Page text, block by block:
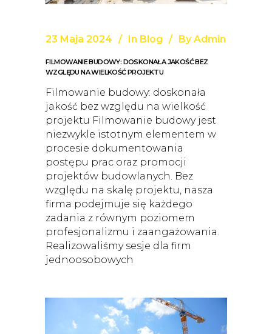
23 Maja 2024 In Blog By Admin
FILMOWANIE BUDOWY: DOSKONAŁA JAKOŚĆ BEZ
WZGLĘDU NA WIELKOŚĆ PROJEKTU
Filmowanie budowy: doskonała
jakość bez względu na wielkość
projektu Filmowanie budowy jest
niezwykle istotnym elementem w
procesie dokumentowania
postępu prac oraz promocji
projektów budowlanych. Bez
względu na skalę projektu, nasza
firma podejmuje się każdego
zadania z równym poziomem
profesjonalizmu i zaangażowania.
Realizowaliśmy sesje dla firm
jednoosobowych